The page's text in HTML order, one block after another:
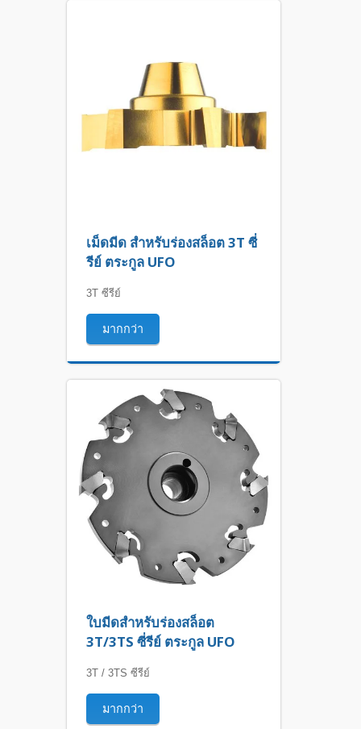
เม็ดมีด สำหรับร่องสล็อต 3T ซี่
รีย์ ตระกูล UFO
3T ซีรีย์
มากกว่า
ใบมีดสำหรับร่องสล็อต
3T/3TS ซี่รีย์ ตระกูล UFO
3T / 3TS ซีรีย์
มากกว่า